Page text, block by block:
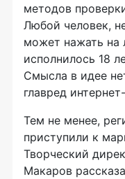
методов
Любой человек,
может нажать на
исполнилось 18
Смысла в идее
главред
Тем не менее,
приступили к
Творческий
Макаров